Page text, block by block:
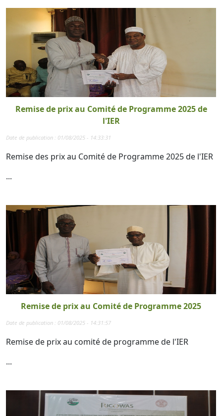
Remise de prix au Comité de Programme 2025 de
l'IER
Date de publication : 01/08/2025 - 14:33:31
Remise des prix au Comité de Programme 2025 de l'IER
...
Remise de prix au Comité de Programme 2025
Date de publication : 01/08/2025 - 14:31:57
Remise de prix au comité de programme de l'IER
...